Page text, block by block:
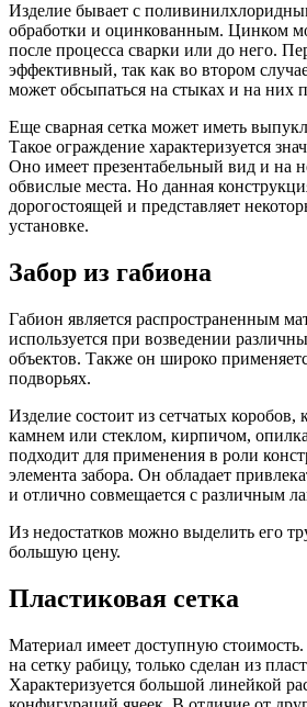
Изделие бывает с
обработки и оцинкованным. Цинком
после процесса сварки или до него.
эффективный, так как во втором
может обсыпаться на стыках и на них
Еще сварная сетка может иметь
Такое ограждение характеризуется
Оно имеет презентабельный вид и на
обвислые места. Но данная
дорогостоящей и представляет
установке.
Забор из габиона
Габион является распространенным
используется при возведении
объектов. Также он широко
подворьях.
Изделие состоит из сетчатых
камнем или стеклом, кирпичом,
подходит для применения в роли
элемента забора. Он обладает
и отлично совмещается с различным
Из недостатков можно выделить его
большую цену.
Пластиковая сетка
Материал имеет доступную
на сетку рабицу, только сделан из
Характеризуется большой линейкой